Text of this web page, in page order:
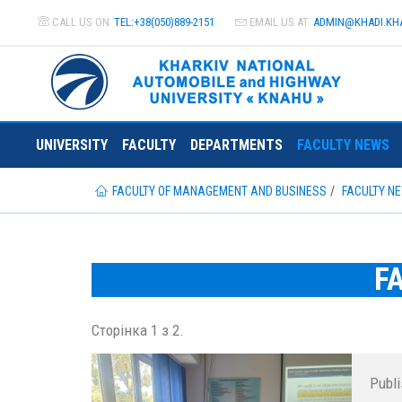
CALL US ON TEL:+38(050)889-2151 EMAIL US AT ADMIN@
UNIVERSITY FACULTY DEPARTMENTS FACULTY NEWS
FACULTY OF MANAGEMENT AND BUSINESS FACULTY
Сторінка 1 з 2.